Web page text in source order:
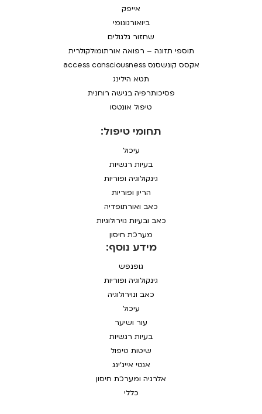
תחומי טיפול:
עיכול
בעיות רגשיות
גינקולוגיה ופוריות
הריון ופוריות
כאב ואורתופדיה
כאב ובעיות נוירולוגיות
מערכת חיסון
מידע נוסף:
גופנפש
גינקולוגיה ופוריות
כאב ונוירולוגיה
עיכול
עור ושיער
בעיות רגשיות
שיטות טיפול
אנטי אייג'ינג
אלרגיה ומערכת חיסון
כללי
אייפק
ביואורגונומי
שחזור גלגולים
תוספי תזונה – רפואה אורתומולקולרית
אקסס קונשסנס access consciousness
תטא הילינג
פסיכותרפיה בגישה רוחנית
טיפול אונטסו